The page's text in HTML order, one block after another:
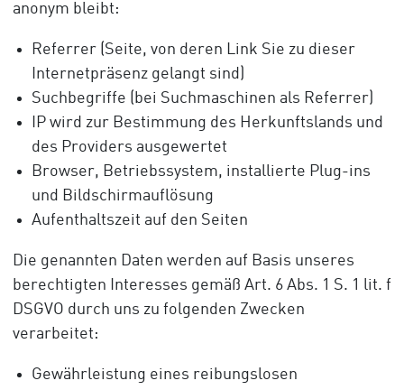
anonym bleibt:
Referrer (Seite, von deren Link Sie zu dieser
Internetpräsenz gelangt sind)
Suchbegriffe (bei Suchmaschinen als Referrer)
IP wird zur Bestimmung des Herkunftslands und
des Providers ausgewertet
Browser, Betriebssystem, installierte Plug-ins
und Bildschirmauflösung
Aufenthaltszeit auf den Seiten
Die genannten Daten werden auf Basis unseres
berechtigten Interesses gemäß Art. 6 Abs. 1 S. 1 lit. f
DSGVO durch uns zu folgenden Zwecken
verarbeitet:
Gewährleistung eines reibungslosen